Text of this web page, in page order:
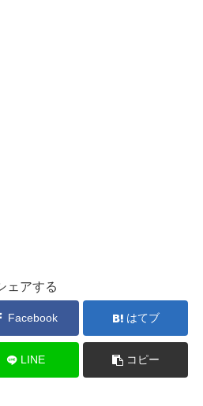
ェアする
Facebook はてブ
LINE コピー